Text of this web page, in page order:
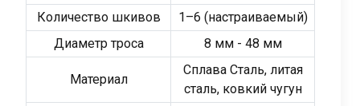
Количество шкивов
1–6 (настраиваемый)
Диаметр троса
8 мм - 48 мм
Материал
Сплава Сталь, литая
сталь, ковкий чугун